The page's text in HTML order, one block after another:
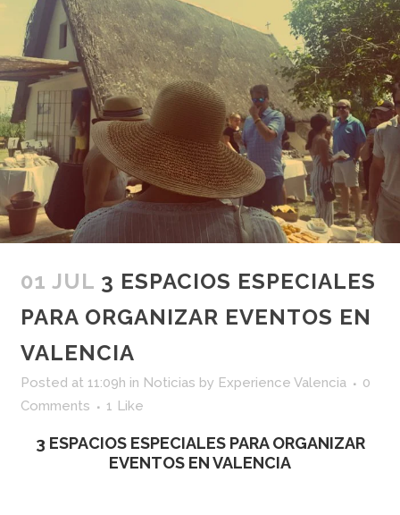
01 JUL 3 ESPACIOS ESPECIALES
PARA ORGANIZAR EVENTOS EN
VALENCIA
Posted at 11:09h in Noticias by Experience Valencia
0
Comments
1 Like
3 ESPACIOS ESPECIALES PARA ORGANIZAR
EVENTOS EN VALENCIA